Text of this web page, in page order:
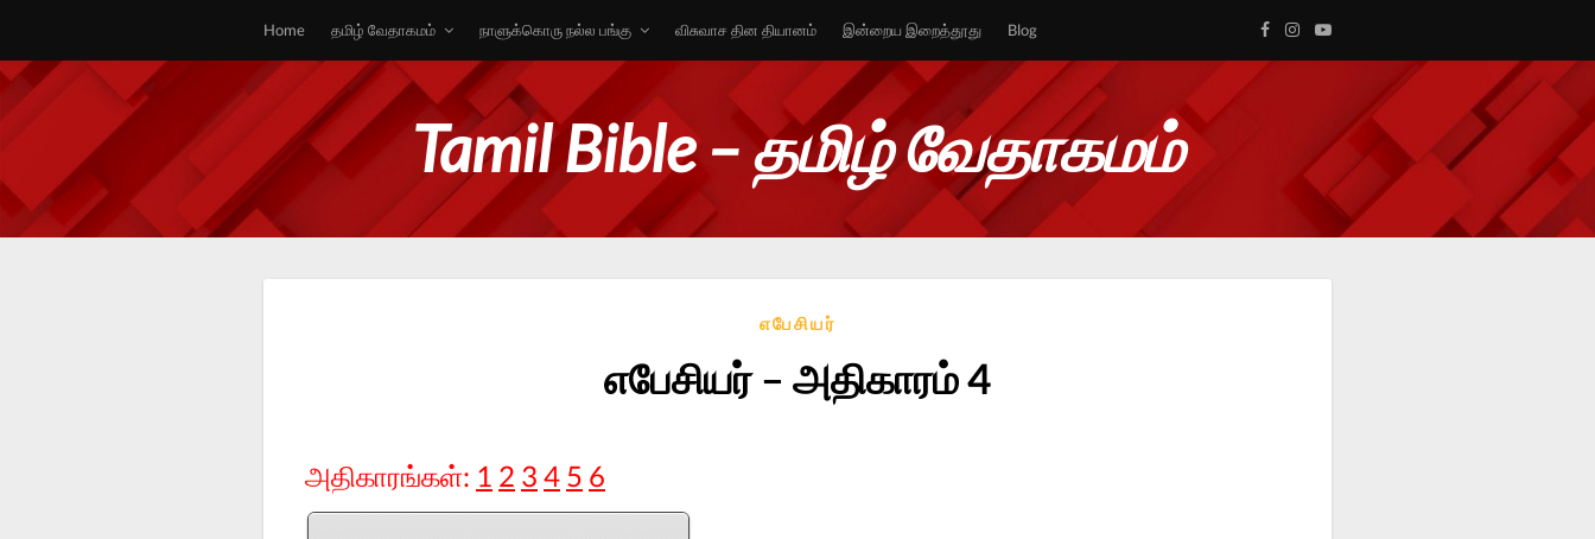
Home தமிழ் வேதாகமம் நாளுக்கொரு நல்ல பங்கு விசுவாச தின தியானம் இன்றைய இறைத்தூது Blog
Tamil Bible – தமிழ் வேதாகமம்
எபேசியர்
எபேசியர் – அதிகாரம் 4
அதிகாரங்கள்: 1 2 3 4 5 6